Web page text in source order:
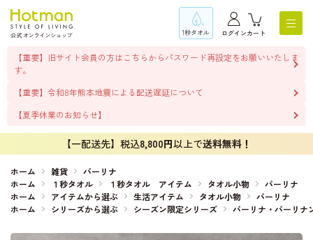
1秒タオル ログインカート
【重要】旧サイト会員の方はこちらからパスワード再設定をお願いいたしま
す。
【重要】令和8年熊本地震による配送遅延について
【夏季休業のお知らせ】
【一配送先】税込8,800円以上で送料無料！
ホーム 雑貨
パーリナ
ホーム
１秒タオル １秒タオル アイテム タオル小物
パーリナ
ホーム
アイテムから選ぶ 生活アイテム タオル小物
パーリナ
ホーム
シリーズから選ぶ シーズン限定シリーズ パーリナ・パーリナ